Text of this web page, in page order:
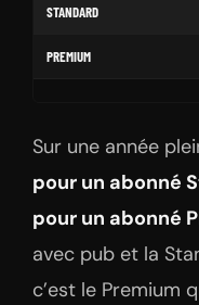
STANDARD
PREMIUM
Sur une année
pour un abonné
pour un abonné
avec pub et la
c’est le Premium